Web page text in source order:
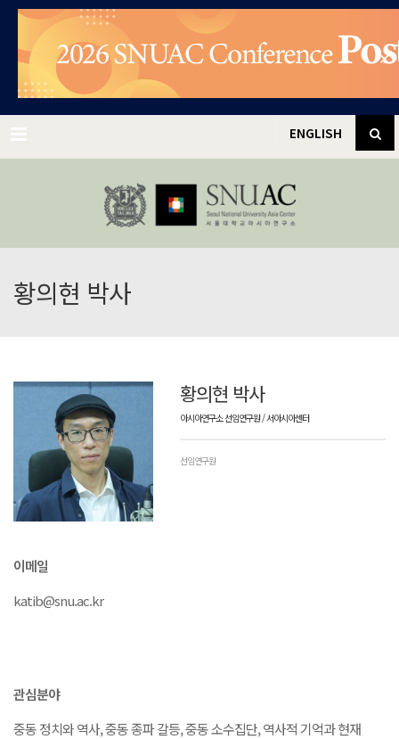
✕
ENGLISH
황의현 박사
황의현 박사
아시아연구소 선임연구원 / 서아시아센터
선임연구원
이메일
katib@snu.ac.kr
관심분야
중동 정치와 역사, 중동 종파 갈등, 중동 소수집단, 역사적 기억과 현재